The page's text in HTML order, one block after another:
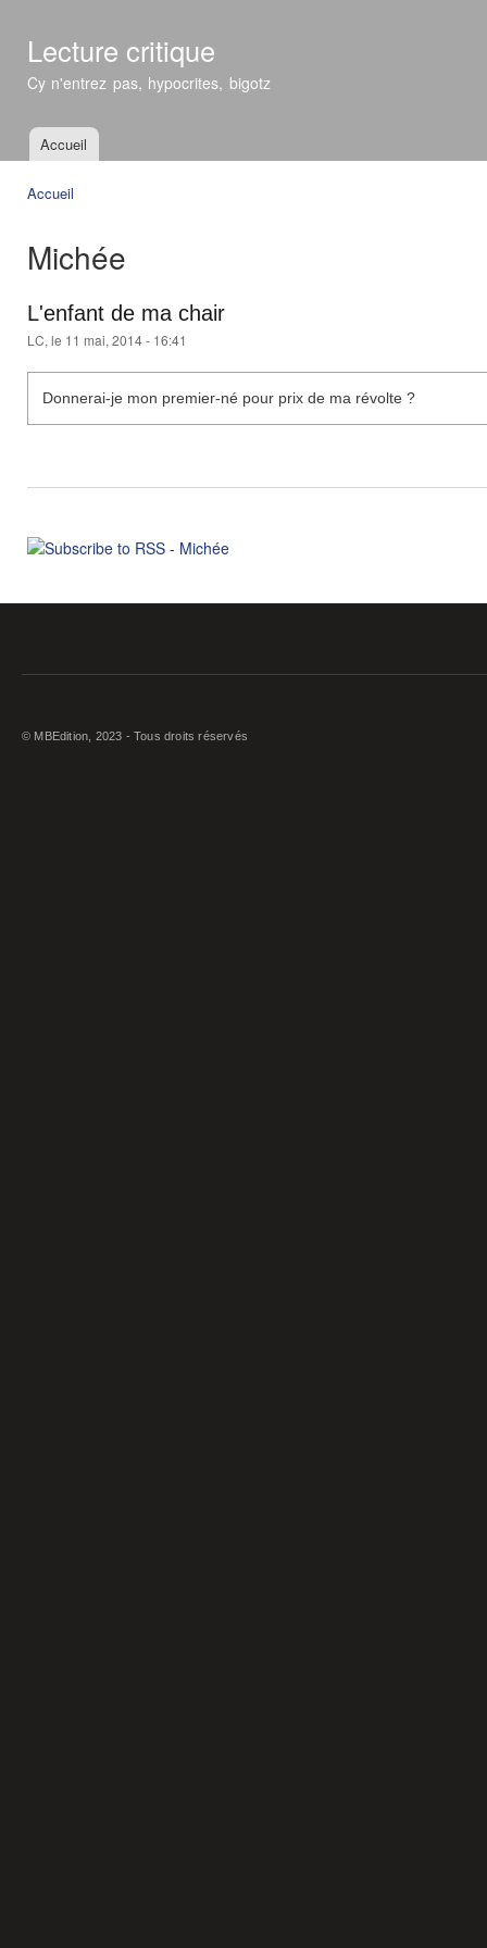
Lecture critique
Cy n'entrez pas, hypocrites, bigotz
Menu principal
Accueil
Accueil
Michée
L'enfant de ma chair
LC, le 11 mai, 2014 - 16:41
Donnerai-je mon premier-né pour prix de ma révolte ?
© MBEdition, 2023 - Tous droits réservés